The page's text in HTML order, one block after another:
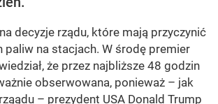
decyzje rządu, które mają przyczynić
paliw na stacjach. W środę premier
że przez najbliższe 48 godzin
obserwowana, ponieważ – jak
– prezydent USA Donald Trump